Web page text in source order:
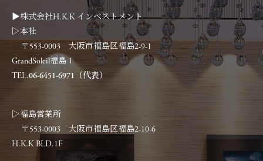
▶︎株式会社H.K.K インベストメント
▷本社
〒553-0003 大阪市福島区福島2-9-1
GrandSoleil福島Ⅰ
TEL.06-6451-6971（代表）
▷福島営業所
〒553-0003 大阪市福島区福島2-10-6
H.K.K BLD.1F